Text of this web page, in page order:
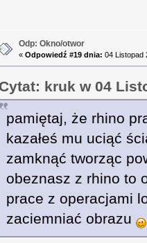
Odp: Okno/otwor
«Odpowiedź #19 dnia: 04 Listopad
Cytat: kruk w 04
pamiętaj, że rhino
kazałeś mu uciąć
zamknąć tworząc
obeznasz z rhino to
prace z operacjami
zaciemniać obrazu